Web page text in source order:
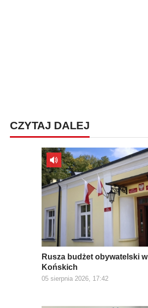
CZYTAJ DALEJ
Rusza budżet obywatelski w
Końskich
05 sierpnia 2026, 17:42